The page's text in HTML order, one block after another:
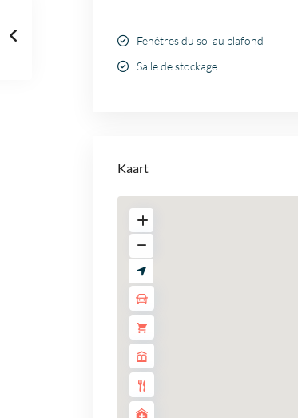
Fenêtres du sol au plafond
Salle de stockage
Kaart